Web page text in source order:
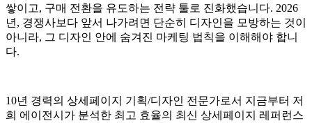
쌓이고, 구매 전환을 유도하는 전략 툴로 진화했습니다. 2026
년, 경쟁사보다 앞서 나가려면 단순히 디자인을 모방하는 것이
아니라, 그 디자인 안에 숨겨진 마케팅 법칙을 이해해야 합니
다.
10년 경력의 상세페이지 기획/디자인 전문가로서 지금부터 저
희 에이전시가 분석한 최고 효율의 최신 상세페이지 레퍼런스